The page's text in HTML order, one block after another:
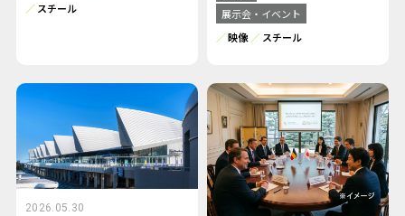
スチール
展示会・イベント
映像
スチール
2026.05.30